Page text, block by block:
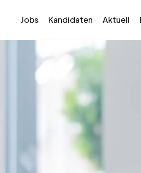
Jobs Kandidaten Aktuell